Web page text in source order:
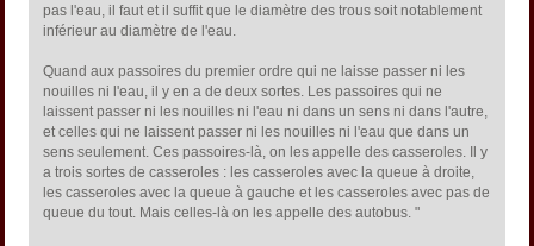
pas l'eau, il faut et il suffit que le diamètre des trous soit notablement
inférieur au diamètre de l'eau.
Quand aux passoires du premier ordre qui ne laisse passer ni les
nouilles ni l'eau, il y en a de deux sortes. Les passoires qui ne
laissent passer ni les nouilles ni l'eau ni dans un sens ni dans l'autre,
et celles qui ne laissent passer ni les nouilles ni l'eau que dans un
sens seulement. Ces passoires-là, on les appelle des casseroles. Il y
a trois sortes de casseroles : les casseroles avec la queue à droite,
les casseroles avec la queue à gauche et les casseroles avec pas de
queue du tout. Mais celles-là on les appelle des autobus. "